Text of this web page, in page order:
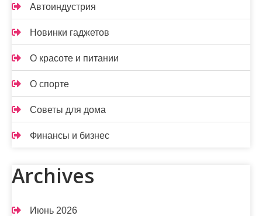
Автоиндустрия
Новинки гаджетов
О красоте и питании
О спорте
Советы для дома
Финансы и бизнес
Archives
Июнь 2026